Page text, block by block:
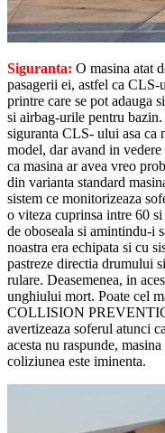
Siguranta: O masina atat
pasagerii ei, astfel ca
printre care se pot adauga
si airbag-urile pentru
siguranta CLS- ului asa ca
model, dar avand in
ca masina ar avea vreo
din varianta standard
sistem ce monitorizeaza
o viteza cuprinsa intre 60
de oboseala si amintindu-i
noastra era echipata si cu
pastreze directia drumului
rulare. Deasemenea, in
unghiului mort. Poate cel
COLLISION
avertizeaza soferul atunci
acesta nu raspunde,
coliziunea este iminenta.